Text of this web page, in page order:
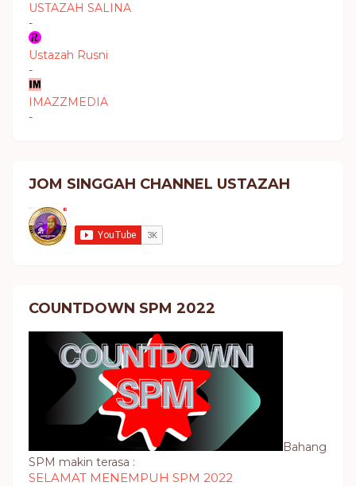
USTAZAH SALINA
-
Ustazah Rusni
-
IMAZZMEDIA
-
JOM SINGGAH CHANNEL USTAZAH
COUNTDOWN SPM 2022
Bahang
SPM makin terasa :
SELAMAT MENEMPUH SPM 2022